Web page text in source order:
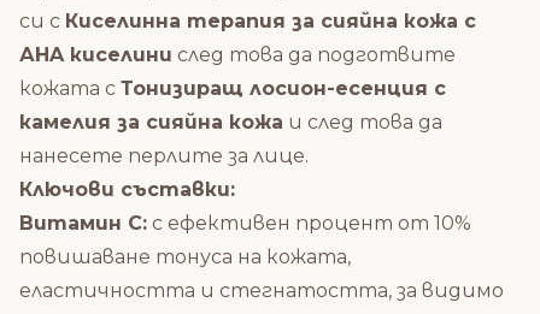
си с Киселинна терапия за сияйна кожа с
АHA киселини след това да подготвите
кожата с Тонизиращ лосион-есенция с
камелия за сияйна кожа и след това да
нанесете перлите за лице.
Ключови съставки:
Витамин С: с ефективен процент от 10%
повишаване тонуса на кожата,
еластичността и стегнатостта, за видимо